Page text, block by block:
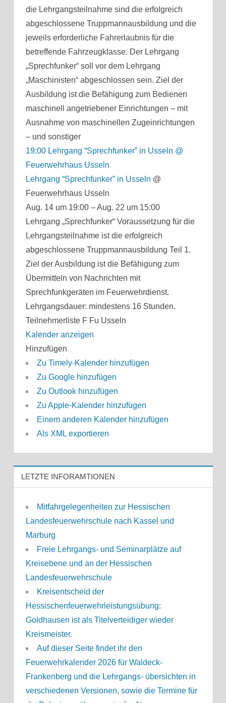
die Lehrgangsteilnahme sind die erfolgreich
abgeschlossene Truppmannausbildung und die
jeweils erforderliche Fahrerlaubnis für die
betreffende Fahrzeugklasse. Der Lehrgang
„Sprechfunker“ soll vor dem Lehrgang
„Maschinisten“ abgeschlossen sein. Ziel der
Ausbildung ist die Befähigung zum Bedienen
maschinell angetriebener Einrichtungen – mit
Ausnahme von maschinellen Zugeinrichtungen
– und sonstiger
19:00 Lehrgang “Sprechfunker” in Usseln @
Feuerwehrhaus Usseln
Lehrgang “Sprechfunker” in Usseln @
Feuerwehrhaus Usseln
Aug. 14 um 19:00 – Aug. 22 um 15:00
Lehrgang „Sprechfunker“ Voraussetzung für die
Lehrgangsteilnahme ist die erfolgreich
abgeschlossene Truppmannausbildung Teil 1.
Ziel der Ausbildung ist die Befähigung zum
Übermitteln von Nachrichten mit
Sprechfunkgeräten im Feuerwehrdienst.
Lehrgangsdauer: mindestens 16 Stunden.
Teilnehmerliste F Fu Usseln
Kalender anzeigen
Hinzufügen
Zu Timely-Kalender hinzufügen
Zu Google hinzufügen
Zu Outlook hinzufügen
Zu Apple-Kalender hinzufügen
Einem anderen Kalender hinzufügen
Als XML exportieren
LETZTE INFORAMTIONEN
Mitfahrgelegenheiten zur Hessischen
Landesfeuerwehrschule nach Kassel und
Marburg
Freie Lehrgangs- und Seminarplätze auf
Kreisebene und an der Hessischen
Landesfeuerwehrschule
Kreisentscheid der
Hessischenfeuerwehrleistungsübung:
Goldhausen ist als Titelverteidiger wieder
Kreismeister.
Auf dieser Seite findet ihr den
Feuerwehrkalender 2026 für Waldeck-
Frankenberg und die Lehrgangs- übersichten in
verschiedenen Versionen, sowie die Termine für